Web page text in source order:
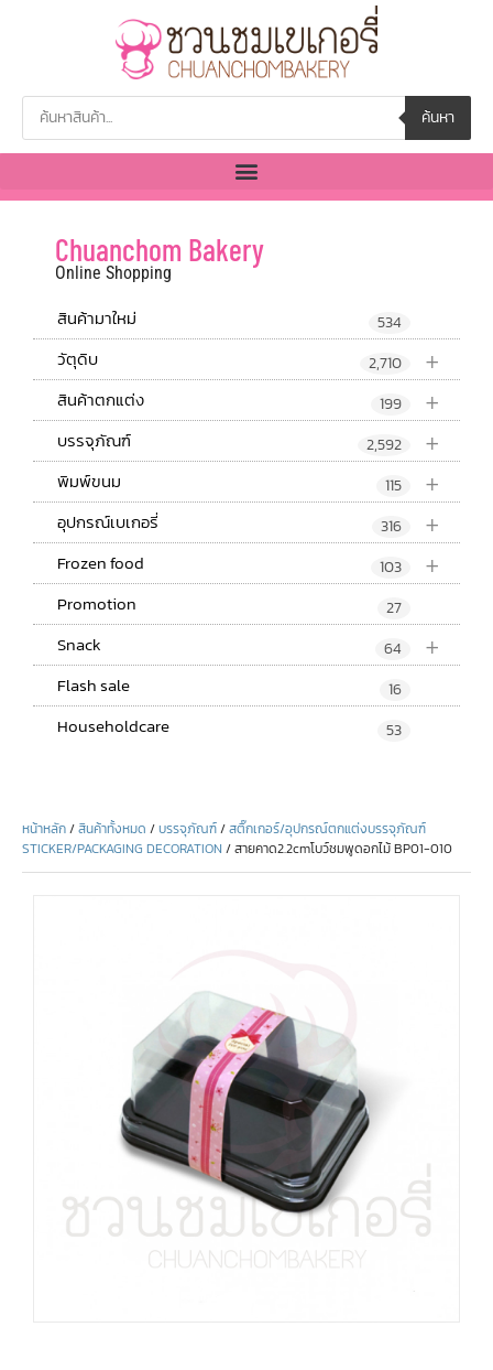
ค้นหา
Chuanchom Bakery
Online Shopping
สินค้ามาใหม่ 534
+
วัตุดิบ 2,710
+
สินค้าตกแต่ง 199
+
บรรจุภัณฑ์ 2,592
+
พิมพ์ขนม 115
+
อุปกรณ์เบเกอรี่ 316
+
Frozen food 103
Promotion 27
+
Snack 64
Flash sale 16
Householdcare 53
หน้าหลัก/สินค้าทั้งหมด /บรรจุภัณฑ์/สติ๊กเกอร์/อุปกรณ์ตกแต่งบรรจุภัณฑ์
STICKER/PACKAGING DECORATION / สายคาด2.2cmโบว์ชมพูดอกไม้ BP01-010